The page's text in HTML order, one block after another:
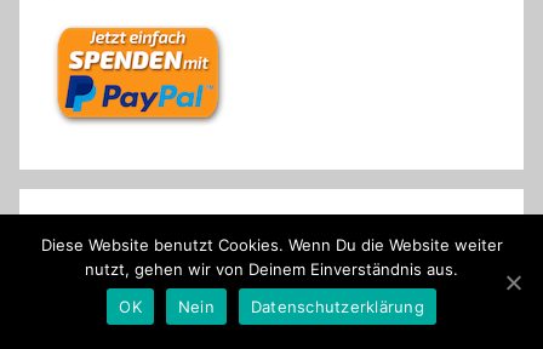
Bücher-Shop Artikel
Diese Website benutzt Cookies. Wenn Du die Website weiter
nutzt, gehen wir von Deinem Einverständnis aus.
OK
Nein Datenschutzerklärung